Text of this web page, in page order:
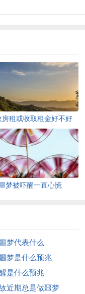
房租或收取租金好不好
梦被吓醒一直心慌
梦代表什么
梦是什么预兆
是什么预兆
近期总是做噩梦